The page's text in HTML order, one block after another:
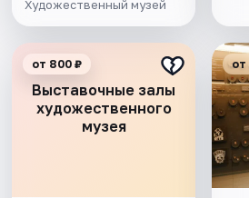
Художественный музей
Выставочные залы
художественного
музея
от 800 ₽ от